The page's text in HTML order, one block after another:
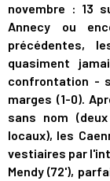
novembre : 13
Annecy ou
précédentes,
quasiment
confrontation -
marges (1-0).
sans nom
locaux), les
vestiaires par
Mendy (72'),